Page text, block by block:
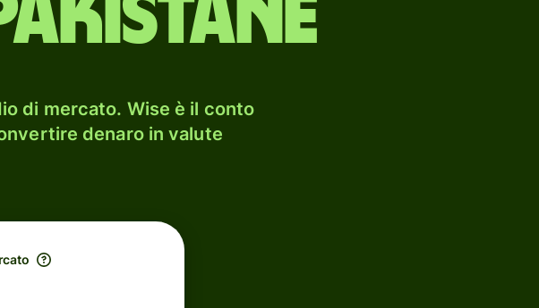
di mercato. Wise è il conto
denaro in valute